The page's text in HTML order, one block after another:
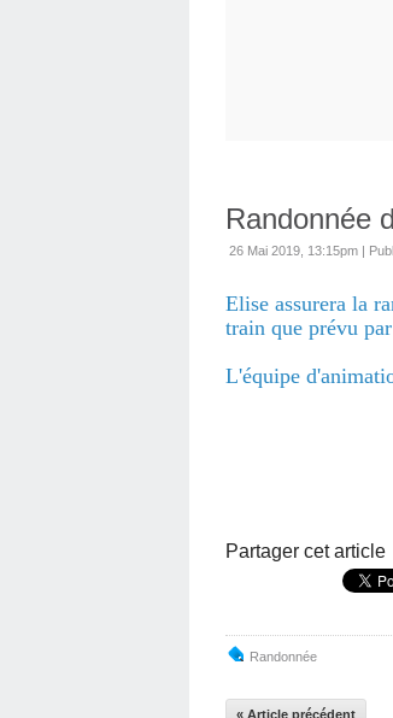
Randonnée
26 Mai 2019, 13:15pm |
Elise assurera la
train que prévu
L'équipe
Partager cet article
Randonnée
« Article précédent